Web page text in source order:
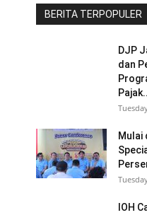
BERITA TERPOPULER
DJP
dan
Mulai
IOH